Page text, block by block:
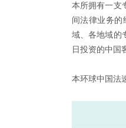
本所拥有一支
间法律业务的
域、各地域的
日投资的中国
本环球中国法